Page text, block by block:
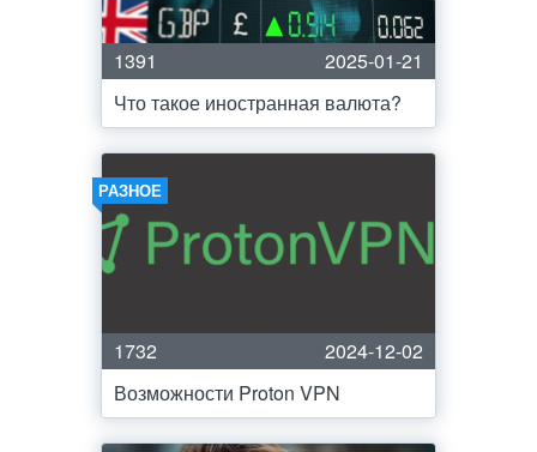
1391
2025-01-21
Что такое иностранная валюта?
РАЗНОЕ
1732
2024-12-02
Возможности Proton VPN